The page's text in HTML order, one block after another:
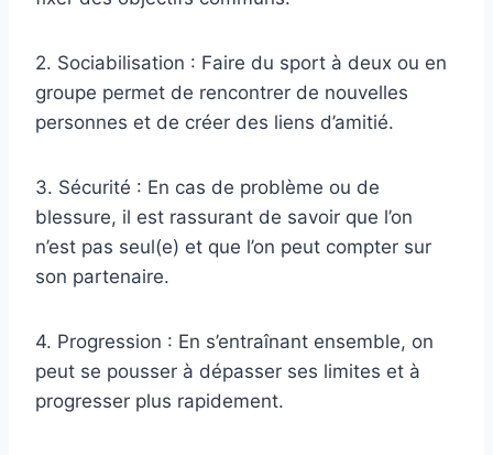
2. Sociabilisation : Faire du sport à deux ou en
groupe permet de rencontrer de nouvelles
personnes et de créer des liens d’amitié.
3. Sécurité : En cas de problème ou de
blessure, il est rassurant de savoir que l’on
n’est pas seul(e) et que l’on peut compter sur
son partenaire.
4. Progression : En s’entraînant ensemble, on
peut se pousser à dépasser ses limites et à
progresser plus rapidement.